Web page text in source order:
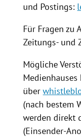
und Postings:
Für Fragen zu
Zeitungs- und
Mögliche
über
(nach bestem
werden direkt
(Einsender-